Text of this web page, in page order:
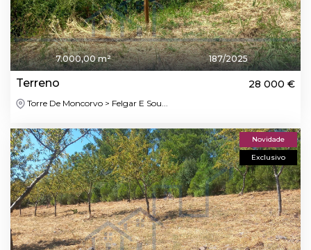
7.000,00 m² 187/2025
Terreno 28 000 €
Torre De Moncorvo > Felgar E Sou...
Novidade
Exclusivo